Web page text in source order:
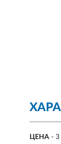
ЦЕНА - 3